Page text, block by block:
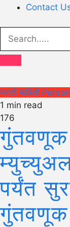
Contact
मराठी माहिती
1 min read
176
गुंतवणूक
पर्यंत
गुंतवणूक